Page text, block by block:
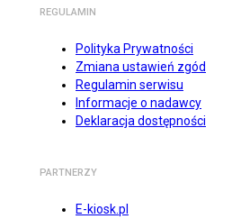
REGULAMIN
Polityka Prywatności
Zmiana ustawień zgód
Regulamin serwisu
Informacje o nadawcy
Deklaracja dostępności
PARTNERZY
E-kiosk.pl